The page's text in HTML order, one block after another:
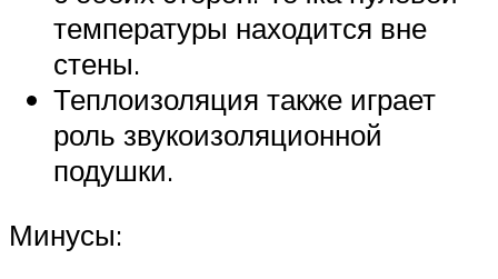
температуры находится вне
стены.
Теплоизоляция также играет
роль звукоизоляционной
подушки.
Минусы: